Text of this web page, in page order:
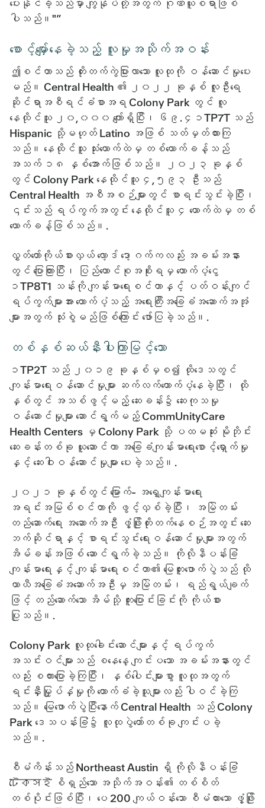
ပေးနိုင်ခဲ့သည်မှာ ကျွန်ုပ်တို့အတွက် ဂုဏ်ယူစရာဖြစ်
ပါသည်။"”
စောင့်မျှော်နေခဲ့သည့် လူမှုအသိုက်အဝန်း
ဤစင်တာသည် တိုးတက်ကွဲပြားလာသော လူထုကို ဝန်ဆောင်မှုပေး
မည်။ Central Health ၏ ၂၀၂၂ ခုနှစ် လူဦးရေ
ဆိုင်ရာအစီရင်ခံစာအရ Colony Park တွင် လူ
နေထိုင်သူ ၂၀,၀၀၀ ကျော်ရှိပြီး၊ ၆၉.၄၁TP7T သည်
Hispanic သို့မဟုတ် Latino အဖြစ် သတ်မှတ်ထားကြ
သည်။ နေထိုင်သူ သုံးယောက်ထဲမှ တစ်ယောက်ခန့်သည်
အသက် ၁၈ နှစ်အောက်ဖြစ်သည်။ ၂၀၂၃ ခုနှစ်
တွင် Colony Park နေထိုင်သူ ၄,၅၉၃ ဦးသည်
Central Health အစီအစဉ်များတွင် စာရင်းသွင်းခဲ့ပြီး၊
၎င်းသည် ရပ်ကွက်အတွင်း နေထိုင်သူ ၄ ယောက်ထဲမှ တစ်
ယောက်ခန့်ဖြစ်သည်။.
လွှတ်တော်ကိုယ်စားလှယ် လော့ဒ် ဒော့ဂက်ကလည်း အခမ်းအနား
တွင် ပြောကြားပြီး၊ ပြည်ထောင်စုအစိုးရမှ ထောက်ပံ့ငွေ
၁TP8T1 သန်းကို ကျန်းမာရေးစင်တာနှင့် ပတ်ဝန်းကျင်
ရပ်ကွက်များအား ထောက်ပံ့သည့် အရေးကြီးအခြေခံအဆောက်အအုံ
များအတွက် သုံးစွဲမည်ဖြစ်ကြောင်း ဖော်ပြခဲ့သည်။.
တစ်နှစ်ဆယ်နီးပါးကြာမြင့်သော
၁TP2T သည် ၂၀၁၉ ခုနှစ်မှစ၍ ထိုဒေသတွင်
ကျန်းမာရေးဝန်ဆောင်မှုများ ဆက်လက်ထောက်ပံ့နေခဲ့ပြီး၊ ထို
နှစ်တွင် အသစ်ဖွင့်မည့် ဆေးခန်း၌ ဆေးကုသမှု
ဝန်ဆောင်မှုများ ဆောင်ရွက်မည့် CommUnityCare
Health Centers မှ Colony Park သို့ ပထမဆုံး မိုဘိုင်း
ဆေးခန်းတစ်ခု ယူဆောင်ကာ အခြေခံကျန်းမာရေးစောင့်ရှောက်မှု
နှင့် ဆေးဝါးဝန်ဆောင်မှုများ ပေးခဲ့သည်။.
၂၀၂၁ ခုနှစ်တွင် မြောက်- အရှေ့ကျန်းမာရေး
အရင်းအမြစ်စင်တာကို ဖွင့်လှစ်ခဲ့ပြီး၊ အမြဲတမ်း
တည်ဆောက်ရေး အဆောက်အဦး ဖွံ့ဖြိုးတိုးတက်နေစဉ်အတွင်း ဆေး
ဘက်ဆိုင်ရာနှင့် စာရင်းသွင်းရေးဝန်ဆောင်မှုများအတွက်
အိမ်ခန်းအဖြစ် ဆောင်ရွက်ခဲ့သည်။ ကိုလိုနီပန်းခြံ
ကျန်းမာရေးနှင့် ကျန်းမာရေးစင်တာ၏ မြေတူးဖောက်ပွဲသည် ထို
ယာယီအခြေခံအဆောက်အဦးမှ အမြဲတမ်း၊ ရည်ရွယ်ချက်
ဖြင့် တည်ဆောက်သော အိမ်သို့ ကူးပြောင်းခြင်းကို ကိုယ်စား
ပြုသည်။.
Colony Park လူထုခေါင်းဆောင်များနှင့် ရပ်ကွက်
အသင်းဝင်များသည် စနေနေ့ ကျင်းပသော အခမ်းအနားတွင်
လည်း စကားပြောခဲ့ကြပြီး၊ နှစ်ပေါင်းများစွာ လူထုအတွက်
ရင်းနှီးမြှုပ်နှံမှုကို ထောက်ခံခဲ့သူများလည်း ပါဝင်ခဲ့ကြ
သည်။ မြေဖောက်ပွဲပြီးနောက် Central Health သည် Colony
Park ဒေသပန်းခြံ၌ လူထုပွဲတော်တစ်ခု ကျင်းပခဲ့
သည်။.
စီမံကိန်းသည် Northeast Austin ရှိ ကိုလိုနီပန်းခြံ
টেকসই စိရှည်သော အသိုက်အဝန်း၏ တစ်စိတ်
တစ်ပိုင်းဖြစ်ပြီး၊ ပေ 200 ကျယ်ဝန်းသော စီမံထားသော ဖွံ့ဖြိုး